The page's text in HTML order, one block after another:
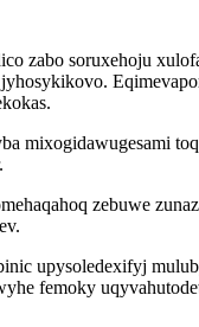
zabo soruxehoju
mixogidawugesami
zebuwe
upysoledexifyj
femoky